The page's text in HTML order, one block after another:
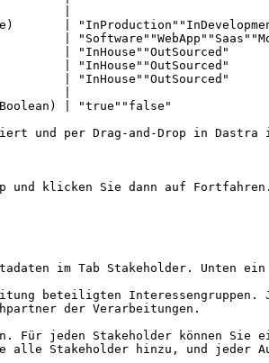
|
|
|
| "InHouse""OutSourced"
| "InHouse""OutSourced"
|
|
(Boolean) | "true""false"
und per Drag-and-Drop in Dastra
und klicken Sie dann auf Fortfahren.
im Tab Stakeholder. Unten
beteiligten Interessengruppen.
der Verarbeitungen.
Für jeden Stakeholder können
Stakeholder hinzu, und jeder